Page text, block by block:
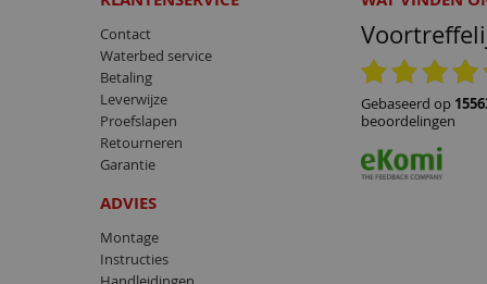
Contact
Waterbed service
Betaling
Leverwijze
Proefslapen
Retourneren
Garantie
ADVIES
Montage
Instructies
gebaseerd op
beoordelingen
24.06.2026
Snel geleverd.